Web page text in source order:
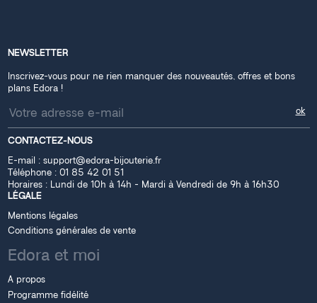
NEWSLETTER
Inscrivez-vous pour ne rien manquer des nouveautés, offres et bons
plans Edora !
CONTACTEZ-NOUS
E-mail : support@edora-bijouterie.fr
Téléphone : 01 85 42 01 51
Horaires : Lundi de 10h à 14h - Mardi à Vendredi de 9h à 16h30
LÉGALE
Mentions légales
Conditions générales de vente
Edora et moi
A propos
Programme fidélité